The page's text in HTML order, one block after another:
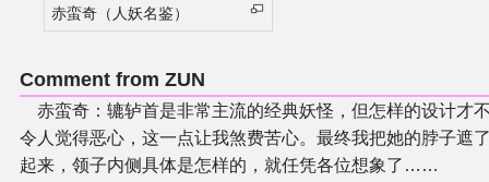
赤蛮奇（人妖名鉴）
Comment from ZUN
赤蛮奇：辘轳首是非常主流的经典妖怪，但怎样的设计才
令人觉得恶心，这一点让我煞费苦心。最终我把她的脖子遮
起来，领子内侧具体是怎样的，就任凭各位想象了……